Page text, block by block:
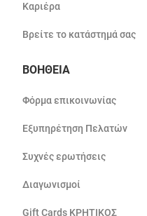
Καριέρα
Βρείτε το κατάστημά σας
ΒΟΗΘΕΙΑ
Φόρμα επικοινωνίας
Εξυπηρέτηση Πελατών
Συχνές ερωτήσεις
Διαγωνισμοί
Gift Cards ΚΡΗΤΙΚΟΣ